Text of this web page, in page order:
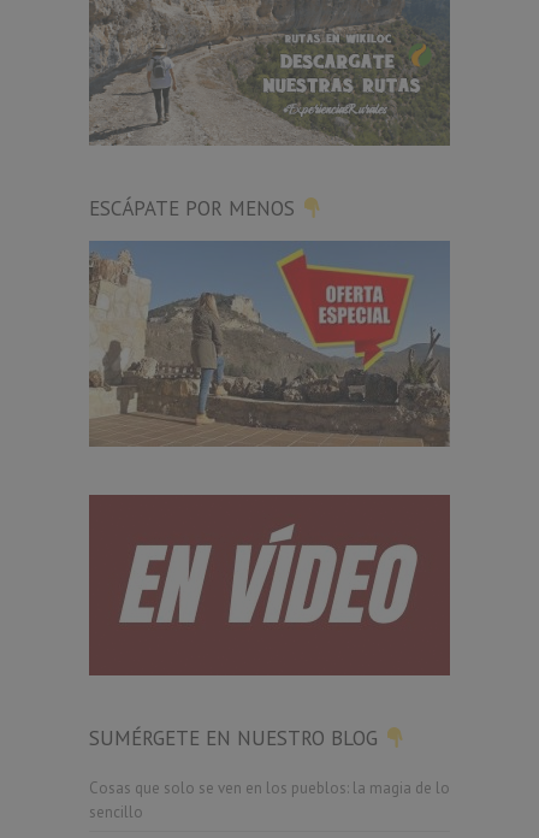
ESCÁPATE POR MENOS
SUMÉRGETE EN NUESTRO BLOG
Cosas que solo se ven en los pueblos: la magia de lo
sencillo